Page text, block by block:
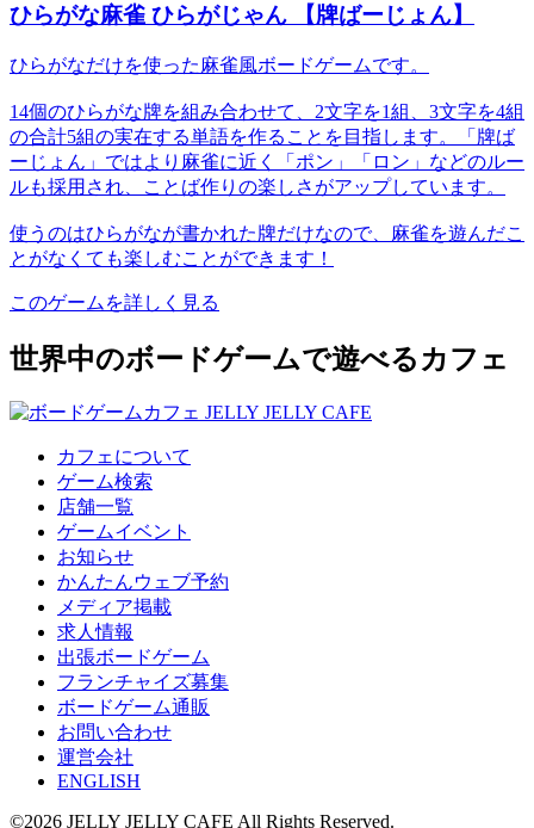
ひらがな麻雀 ひらがじゃん 【牌ばーじょん】
ひらがなだけを使った麻雀風ボードゲームです。
14個のひらがな牌を組み合わせて、2文字を1組、3文字を4組
の合計5組の実在する単語を作ることを目指します。「牌ば
ーじょん」ではより麻雀に近く「ポン」「ロン」などのルー
ルも採用され、ことば作りの楽しさがアップしています。
使うのはひらがなが書かれた牌だけなので、麻雀を遊んだこ
とがなくても楽しむことができます！
このゲームを詳しく見る
世界中のボードゲームで遊べるカフェ
カフェについて
ゲーム検索
店舗一覧
ゲームイベント
お知らせ
かんたんウェブ予約
メディア掲載
求人情報
出張ボードゲーム
フランチャイズ募集
ボードゲーム通販
お問い合わせ
運営会社
ENGLISH
©2026 JELLY JELLY CAFE All Rights Reserved.